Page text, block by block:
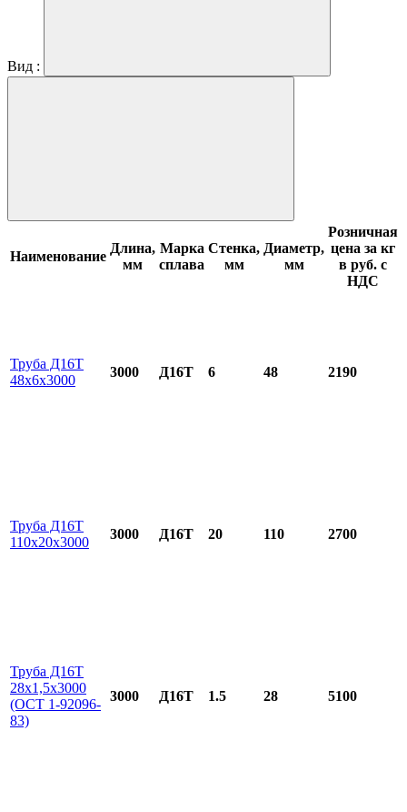
Вид :
Наименование
Длина,
мм
Марка
сплава
Стенка,
мм
Диаметр,
мм
Розничная
цена за кг
в руб. с
НДС
Труба Д16Т
48х6х3000
3000 Д16Т 6 48
2190
Труба Д16Т
110х20х3000
3000 Д16Т 20 110
2700
Труба Д16Т
28х1,5х3000
(ОСТ 1-92096-
83)
3000 Д16Т 1.5 28
5100